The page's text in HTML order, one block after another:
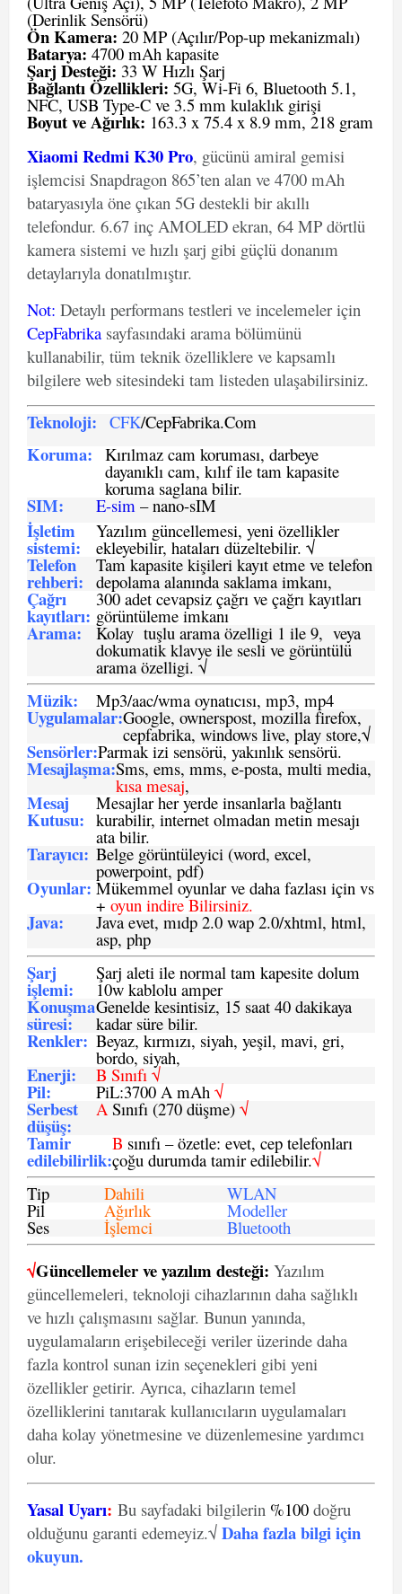
(Derinlik Sensörü)
Ön Kamera: 20 MP (Açılır/Pop-up mekanizmalı)
Batarya: 4700 mAh kapasite
Şarj Desteği: 33 W Hızlı Şarj
Bağlantı Özellikleri: 5G, Wi-Fi 6, Bluetooth 5.1,
NFC, USB Type-C ve 3.5 mm kulaklık girişi
Boyut ve Ağırlık: 163.3 x 75.4 x 8.9 mm, 218 gram
Xiaomi Redmi K30 Pro, gücünü amiral gemisi
işlemcisi Snapdragon 865’ten alan ve 4700 mAh
bataryasıyla öne çıkan 5G destekli bir akıllı
telefondur. 6.67 inç AMOLED ekran, 64 MP dörtlü
kamera sistemi ve hızlı şarj gibi güçlü donanım
detaylarıyla donatılmıştır.
Not: Detaylı performans testleri ve incelemeler için
CepFabrika sayfasındaki arama bölümünü
kullanabilir, tüm teknik özelliklere ve kapsamlı
bilgilere web sitesindeki tam listeden ulaşabilirsiniz.
Teknoloji: CFK/CepFabrika.Com
Koruma: Kırılmaz cam koruması, darbeye
dayanıklı cam, kılıf ile tam kapasite
koruma saglana bilir.
SIM: E-sim – nano-sIM
İşletim
sistemi:
Yazılım güncellemesi, yeni özellikler
ekleyebilir, hataları düzeltebilir. √
Telefon
rehberi:
Tam kapasite kişileri kayıt etme ve telefon
depolama alanında saklama imkanı,
Çağrı
kayıtları:
300 adet cevapsiz çağrı ve çağrı kayıtları
görüntüleme imkanı
Arama: Kolay tuşlu arama özelligi 1 ile 9, veya
dokumatik klavye ile sesli ve görüntülü
arama özelligi. √
Müzik: Mp3/aac/wma oynatıcısı, mp3, mp4
Uygulamalar:Google, ownerspost, mozilla firefox,
cepfabrika, windows live, play store,√
Sensörler:Parmak izi sensörü, yakınlık sensörü.
Mesajlaşma:Sms, ems, mms, e-posta, multi media,
kısa mesaj,
Mesaj
Kutusu:
Mesajlar her yerde insanlarla bağlantı
kurabilir, internet olmadan metin mesajı
ata bilir.
Tarayıcı: Belge görüntüleyici (word, excel,
powerpoint, pdf)
Oyunlar: Mükemmel oyunlar ve daha fazlası için vs
+ oyun indire Bilirsiniz.
Java: Java evet, mıdp 2.0 wap 2.0/xhtml, html,
asp, php
Şarj
işlemi:
Şarj aleti ile normal tam kapesite dolum
10w kablolu amper
Konuşma
süresi:
Genelde kesintisiz, 15 saat 40 dakikaya
kadar süre bilir.
Renkler: Beyaz, kırmızı, siyah, yeşil, mavi, gri,
bordo, siyah,
Enerji: B Sınıfı √
Pil: PiL:3700 A mAh √
Serbest
düşüş:
ASınıfı (270 düşme) √
Tamir
edilebilirlik:
B sınıfı – özetle: evet, cep telefonları
çoğu durumda tamir edilebilir.√
Tip
Dahili WLAN
Pil Ağırlık Modeller
Ses İşlemci Bluetooth
√Güncellemeler ve yazılım desteği: Yazılım
güncellemeleri, teknoloji cihazlarının daha sağlıklı
ve hızlı çalışmasını sağlar. Bunun yanında,
uygulamaların erişebileceği veriler üzerinde daha
fazla kontrol sunan izin seçenekleri gibi yeni
özellikler getirir. Ayrıca, cihazların temel
özelliklerini tanıtarak kullanıcıların uygulamaları
daha kolay yönetmesine ve düzenlemesine yardımcı
olur.
Yasal Uyarı: Bu sayfadaki bilgilerin %100 doğru
olduğunu garanti edemeyiz.√ Daha fazla bilgi için
okuyun.